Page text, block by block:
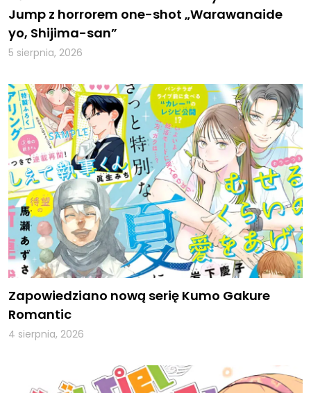
Jump z horrorem one-shot „Warawanaide
yo, Shijima-san”
5 sierpnia, 2026
Zapowiedziano nową serię Kumo Gakure
Romantic
4 sierpnia, 2026